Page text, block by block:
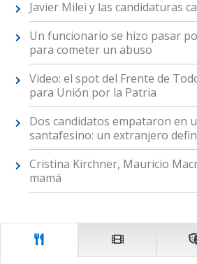
Javier Milei y las candidaturas
Un funcionario se hizo pasar
para cometer un abuso
Video: el spot del Frente de
para Unión por la Patria
Dos candidatos empataron en
santafesino: un extranjero
Cristina Kirchner, Mauricio
mamá